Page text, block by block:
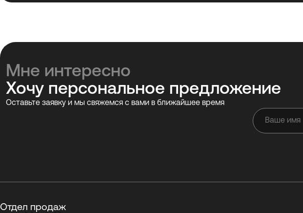
Мне интересно
Хочу персональное предложение
Оставьте заявку и мы свяжемся с вами в ближайшее время
Отдел продаж